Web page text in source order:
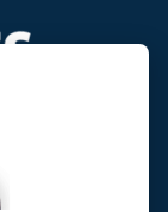
filosofia
política